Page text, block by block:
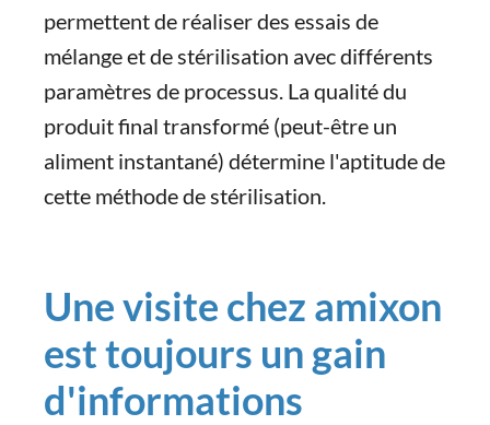
permettent de réaliser des essais de
mélange et de stérilisation avec différents
paramètres de processus. La qualité du
produit final transformé (peut-être un
aliment instantané) détermine l'aptitude de
cette méthode de stérilisation.
Une visite chez amixon
est toujours un gain
d'informations